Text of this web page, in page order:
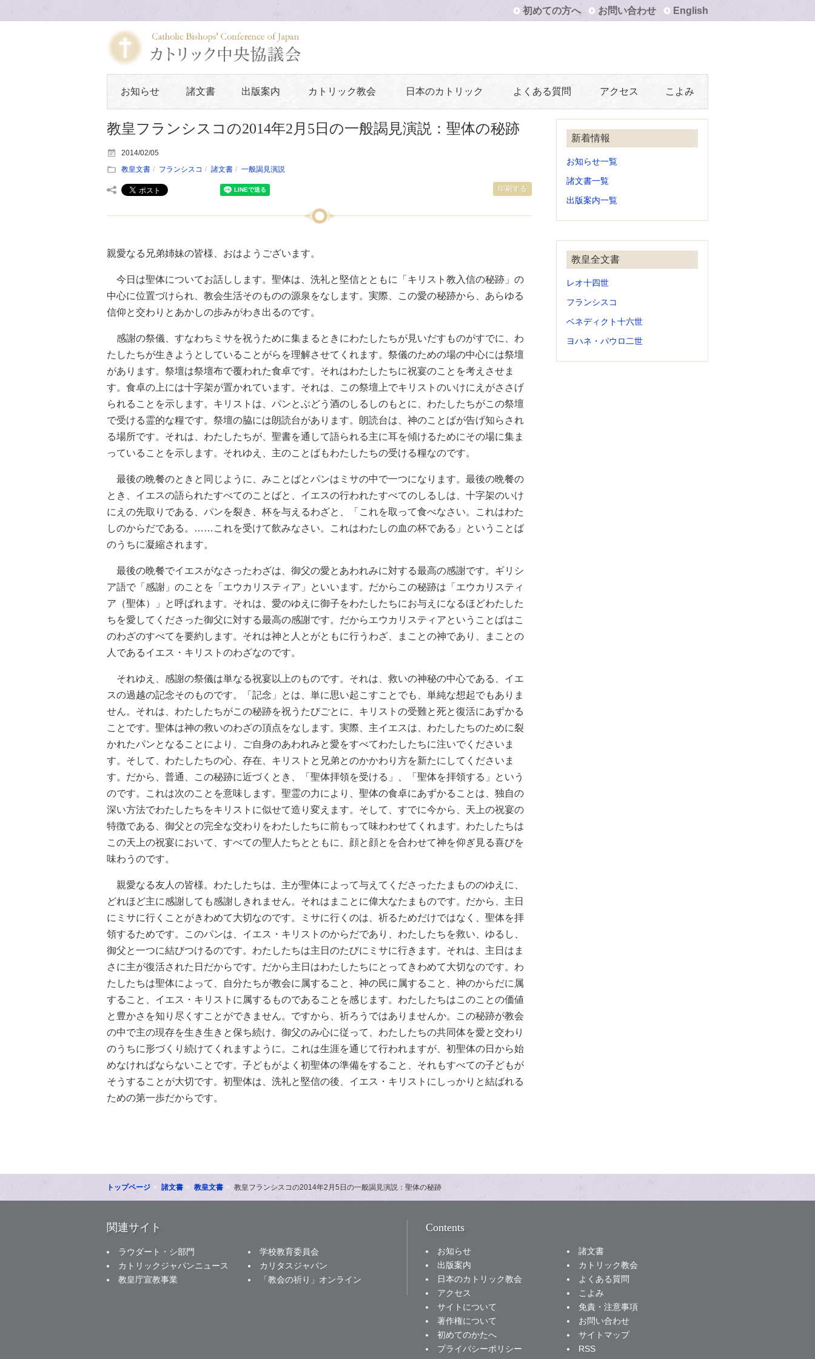
初めての方へ お問い合わせ English
お知らせ 諸文書 出版案内 カトリック教会 日本のカトリック よくある質問 アクセス こよみ
教皇フランシスコの2014年2月5日の一般謁見演説：聖体の秘跡
印刷する
2014/02/05
教皇文書
フランシスコ 諸文書 一般謁見演説
親愛なる兄弟姉妹の皆様、おはようございます。
今日は聖体についてお話しします。聖体は、洗礼と堅信とともに「キリスト教入信の秘跡」の
中心に位置づけられ、教会生活そのものの源泉をなします。実際、この愛の秘跡から、あらゆる
信仰と交わりとあかしの歩みがわき出るのです。
感謝の祭儀、すなわちミサを祝うために集まるときにわたしたちが見いだすものがすでに、わ
たしたちが生きようとしていることがらを理解させてくれます。祭儀のための場の中心には祭壇
があります。祭壇は祭壇布で覆われた食卓です。それはわたしたちに祝宴のことを考えさせま
す。食卓の上には十字架が置かれています。それは、この祭壇上でキリストのいけにえがささげ
られることを示します。キリストは、パンとぶどう酒のしるしのもとに、わたしたちがこの祭壇
で受ける霊的な糧です。祭壇の脇には朗読台があります。朗読台は、神のことばが告げ知らされ
る場所です。それは、わたしたちが、聖書を通して語られる主に耳を傾けるためにその場に集ま
っていることを示します。それゆえ、主のことばもわたしたちの受ける糧なのです。
最後の晩餐のときと同じように、みことばとパンはミサの中で一つになります。最後の晩餐の
とき、イエスの語られたすべてのことばと、イエスの行われたすべてのしるしは、十字架のいけ
にえの先取りである、パンを裂き、杯を与えるわざと、「これを取って食べなさい。これはわた
しのからだである。……これを受けて飲みなさい。これはわたしの血の杯である」ということば
のうちに凝縮されます。
最後の晩餐でイエスがなさったわざは、御父の愛とあわれみに対する最高の感謝です。ギリシ
ア語で「感謝」のことを「エウカリスティア」といいます。だからこの秘跡は「エウカリスティ
ア（聖体）」と呼ばれます。それは、愛のゆえに御子をわたしたちにお与えになるほどわたした
ちを愛してくださった御父に対する最高の感謝です。だからエウカリスティアということばはこ
のわざのすべてを要約します。それは神と人とがともに行うわざ、まことの神であり、まことの
人であるイエス・キリストのわざなのです。
それゆえ、感謝の祭儀は単なる祝宴以上のものです。それは、救いの神秘の中心である、イエ
スの過越の記念そのものです。「記念」とは、単に思い起こすことでも、単純な想起でもありま
せん。それは、わたしたちがこの秘跡を祝うたびごとに、キリストの受難と死と復活にあずかる
ことです。聖体は神の救いのわざの頂点をなします。実際、主イエスは、わたしたちのために裂
かれたパンとなることにより、ご自身のあわれみと愛をすべてわたしたちに注いでくださいま
す。そして、わたしたちの心、存在、キリストと兄弟とのかかわり方を新たにしてくださいま
す。だから、普通、この秘跡に近づくとき、「聖体拝領を受ける」、「聖体を拝領する」という
のです。これは次のことを意味します。聖霊の力により、聖体の食卓にあずかることは、独自の
深い方法でわたしたちをキリストに似せて造り変えます。そして、すでに今から、天上の祝宴の
特徴である、御父との完全な交わりをわたしたちに前もって味わわせてくれます。わたしたちは
この天上の祝宴において、すべての聖人たちとともに、顔と顔とを合わせて神を仰ぎ見る喜びを
味わうのです。
親愛なる友人の皆様。わたしたちは、主が聖体によって与えてくださったたまもののゆえに、
どれほど主に感謝しても感謝しきれません。それはまことに偉大なたまものです。だから、主日
にミサに行くことがきわめて大切なのです。ミサに行くのは、祈るためだけではなく、聖体を拝
領するためです。このパンは、イエス・キリストのからだであり、わたしたちを救い、ゆるし、
御父と一つに結びつけるのです。わたしたちは主日のたびにミサに行きます。それは、主日はま
さに主が復活された日だからです。だから主日はわたしたちにとってきわめて大切なのです。わ
たしたちは聖体によって、自分たちが教会に属すること、神の民に属すること、神のからだに属
すること、イエス・キリストに属するものであることを感じます。わたしたちはこのことの価値
と豊かさを知り尽くすことができません。ですから、祈ろうではありませんか。この秘跡が教会
の中で主の現存を生き生きと保ち続け、御父のみ心に従って、わたしたちの共同体を愛と交わり
のうちに形づくり続けてくれますように。これは生涯を通じて行われますが、初聖体の日から始
めなければならないことです。子どもがよく初聖体の準備をすること、それもすべての子どもが
そうすることが大切です。初聖体は、洗礼と堅信の後、イエス・キリストにしっかりと結ばれる
ための第一歩だからです。
新着情報
お知らせ一覧
諸文書一覧
出版案内一覧
教皇全文書
レオ十四世
フランシスコ
ベネディクト十六世
ヨハネ・パウロ二世
トップページ 諸文書 教皇文書 教皇フランシスコの2014年2月5日の一般謁見演説：聖体の秘跡
関連サイト
ラウダート・シ部門
学校教育委員会
カトリックジャパンニュース
カリタスジャパン
教皇庁宣教事業
「教会の祈り」オンライン
Contents
お知らせ
諸文書
出版案内
カトリック教会
日本のカトリック教会
よくある質問
アクセス
こよみ
サイトについて
免責・注意事項
著作権について
お問い合わせ
初めてのかたへ
サイトマップ
プライバシーポリシー
RSS